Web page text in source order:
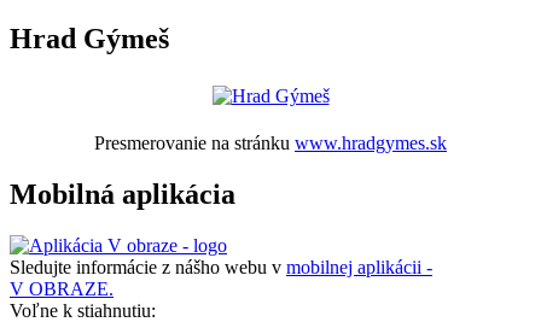
Hrad Gýmeš
Presmerovanie na stránku www.hradgymes.sk
Mobilná aplikácia
Sledujte informácie z nášho webu v mobilnej aplikácii -
V OBRAZE.
Voľne k stiahnutiu: